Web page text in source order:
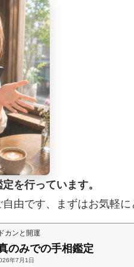
を行っています。
自由です、まずはお気軽
カンと開運
のみでの手相鑑定
年7月1日